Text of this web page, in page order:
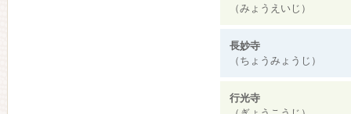
（みょうえいじ）
長妙寺
（ちょうみょうじ）
行光寺